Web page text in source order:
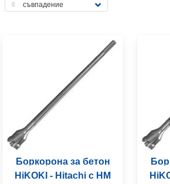
Боркорона за бетон
HiKOKI - Hitachi с HM